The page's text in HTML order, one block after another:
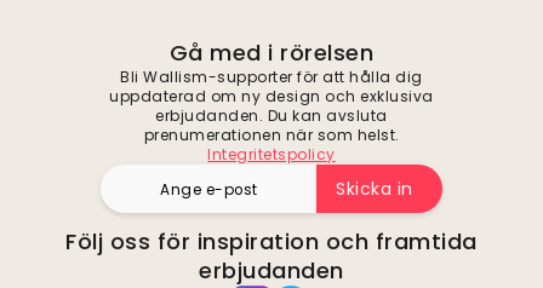
Gå med i rörelsen
Bli Wallism-supporter för att hålla dig
uppdaterad om ny design och exklusiva
erbjudanden. Du kan avsluta
prenumerationen när som helst.
Integritetspolicy
Skicka in
Följ oss för inspiration och framtida
erbjudanden